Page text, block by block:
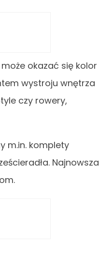
okazać się kolor
wystroju wnętrza
czy rowery,
m.in. komplety
Najnowsza